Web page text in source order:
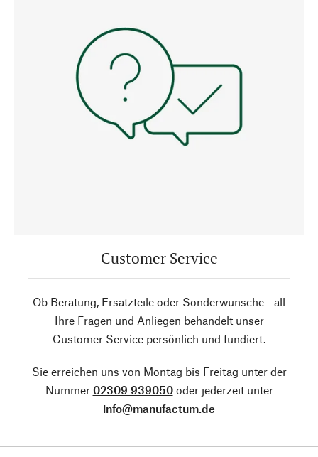
Customer Service
Ob Beratung, Ersatzteile oder Sonderwünsche - all
Ihre Fragen und Anliegen behandelt unser
Customer Service persönlich und fundiert.
Sie erreichen uns von Montag bis Freitag unter der
Nummer 02309 939050oder jederzeit unter
info@manufactum.de